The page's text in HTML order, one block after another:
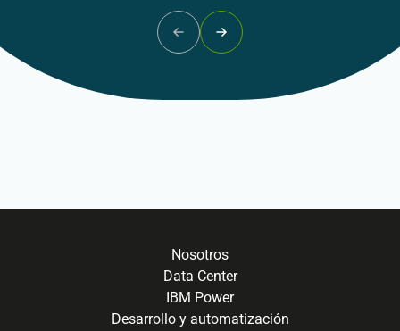
Nosotros
Data Center
IBM Power
Desarrollo y automatización